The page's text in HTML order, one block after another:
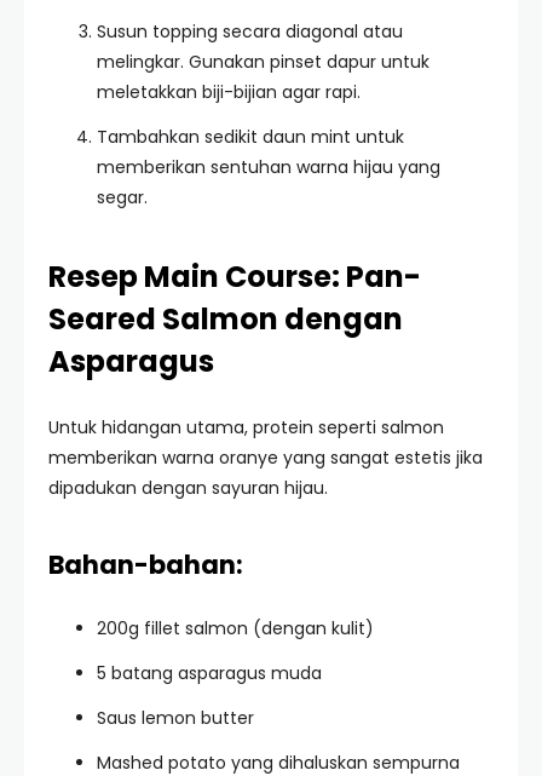
Susun topping secara diagonal atau
melingkar. Gunakan pinset dapur untuk
meletakkan biji-bijian agar rapi.
Tambahkan sedikit daun mint untuk
memberikan sentuhan warna hijau yang
segar.
Resep Main Course: Pan-
Seared Salmon dengan
Asparagus
Untuk hidangan utama, protein seperti salmon
memberikan warna oranye yang sangat estetis jika
dipadukan dengan sayuran hijau.
Bahan-bahan:
200g fillet salmon (dengan kulit)
5 batang asparagus muda
Saus lemon butter
Mashed potato yang dihaluskan sempurna